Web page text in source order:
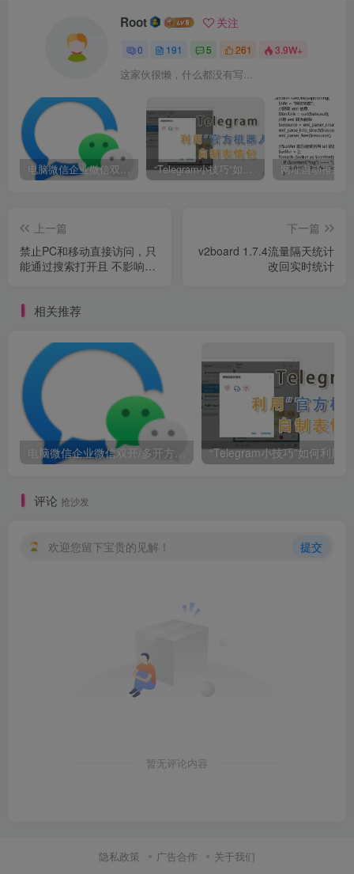
Root 关注
0 191 5 261 3.9W+
这家伙很懒，什么都没有写...
电脑微信企业微信双开/多开方法(最简单粗暴的解决方案) “Telegram小技巧”如何利用官方机器人自制表情包
上一篇
禁止PC和移动直接访问，只
能通过搜索打开且 不影响蜘
下一篇
v2board 1.7.4流量隔天统计
改回实时统计
相关推荐
评论 抢沙发
欢迎您留下宝贵的见解！ 提交
暂无评论内容
隐私政策 广告合作 关于我们